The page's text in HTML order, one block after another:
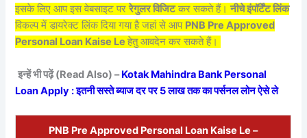
इसके लिए आप इस वेबसाइट पररेगुलर विजिटकर सकते हैं।नीचे इंपॉर्टेंट लिंक
विकल्प में डायरेक्ट लिंक दिया गया है जहां से आप PNB Pre Approved
Personal Loan Kaise Leहेतु आवदेन कर सकते हैं।
इन्हें भी पढ़ें (Read Also) –Kotak Mahindra Bank Personal
Loan Apply : इतनी सस्ते ब्याज दर पर 5 लाख तक का पर्सनल लोन ऐसे ले
PNB Pre Approved Personal Loan Kaise Le –